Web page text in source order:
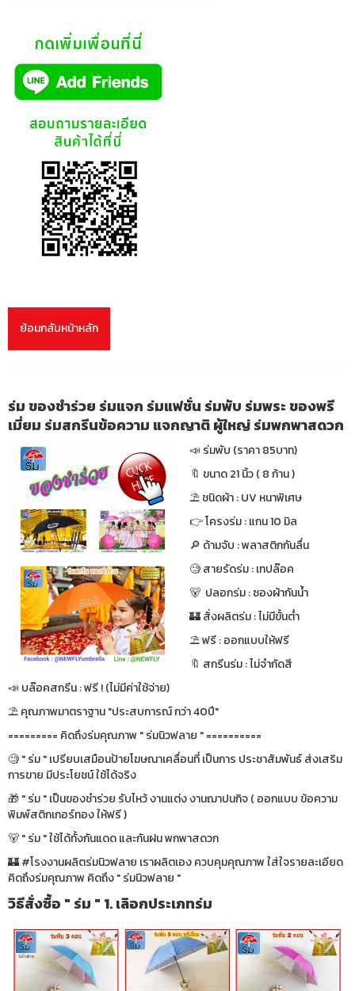
ย้อนกลับหน้าหลัก
ร่ม ของชำร่วย ร่มแจก ร่มแฟชั่น ร่มพับ ร่มพระ ของพรี
เมี่ยม ร่มสกรีนข้อความ แจกญาติ ผู้ใหญ่ ร่มพกพาสดวก
📣 ร่มพับ (ราคา 85บาท)
🔖 ขนาด 21 นิ้ว ( 8 ก้าน )
⛱ ชนิดผ้า : UV หนาพิเศษ
👉 โครงร่ม : แกน 10 มิล
🔎 ด้ามจับ : พลาสติกกันลื่น
🧐 สายรัดร่ม : เทปล๊อค
🐻 ปลอกร่ม : ซองผ้ากันน้ำ
🏰 สั่งผลิตร่ม : ไม่มีขั้นต่ำ
⛱ ฟรี : ออกแบบให้ฟรี
🔖 สกรีนร่ม : ไม่จำกัดสี
📣 บล๊อคสกรีน : ฟรี ! (ไม่มีค่าใช้จ่าย)
⛱ คุณภาพมาตราฐาน "ประสบการณ์ กว่า 40ปี"
========= คิดถึงร่มคุณภาพ " ร่มนิวฟลาย " ==========
🧐 " ร่ม " เปรียบเสมือนป้ายโฆษณาเคลื่อนที่ เป็นการ ประชาสัมพันธ์ ส่งเสริม
การขาย มีประโยชน์ ใช้ได้จริง
🎁 " ร่ม " เป็นของชำร่วย รับไหว้ งานแต่ง งานฌาปนกิจ ( ออกแบบ ข้อความ
พิมพ์สติกเกอร์ทอง ให้ฟรี )
🐻 " ร่ม " ใช้ได้ทั้งกันแดด และกันฝน พกพาสดวก
🏰 #โรงงานผลิตร่มนิวฟลาย เราผลิตเอง ควบคุมคุณภาพ ใส่ใจรายละเอียด
คิดถึงร่มคุณภาพ คิดถึง " ร่มนิวฟลาย "
วิธีสั่งซื้อ " ร่ม " 1. เลิอกประเภทร่ม